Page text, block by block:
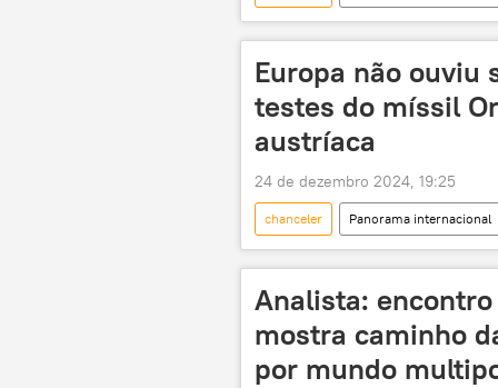
Olaf Scholz
Alemanha
Europa não ouviu
testes do míssil
austríaca
24 de dezembro 2024, 19:25
chanceler Panorama internacional
Karin Kneissl
Dniepre
Analista: encontro
mostra caminho
por mundo